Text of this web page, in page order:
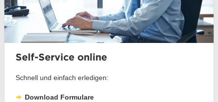
Self-Service online
Schnell und einfach erledigen:
Download Formulare